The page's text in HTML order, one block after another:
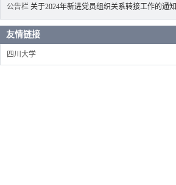
公告栏 关于2024年新进党员组织关系转接工作的通知
友情链接
四川大学